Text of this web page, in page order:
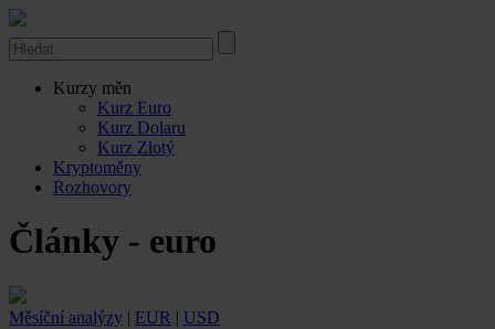
Kurzy měn
Kurz Euro
Kurz Dolaru
Kurz Zlotý
Kryptoměny
Rozhovory
Články - euro
Měsíční analýzy | EUR | USD